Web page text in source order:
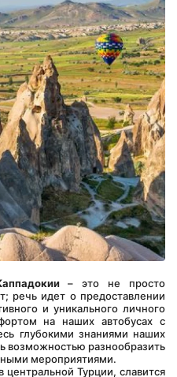
– это не просто
речь идет о предоставлении
и уникального личного
на наших автобусах с
глубокими знаниями наших
возможностью разнообразить
мероприятиями.